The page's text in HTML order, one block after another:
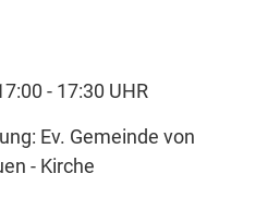
- 17:30 UHR
Ev. Gemeinde von
- Kirche